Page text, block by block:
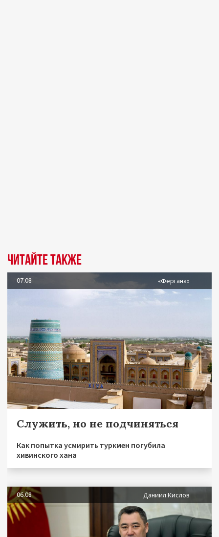
Читайте также
07.08 «Фергана»
Служить, но не подчиняться
Как попытка усмирить туркмен погубила
хивинского хана
06.08 Даниил Кислов